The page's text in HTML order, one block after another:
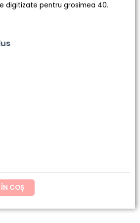
digitizate pentru grosimea 40.
COȘ